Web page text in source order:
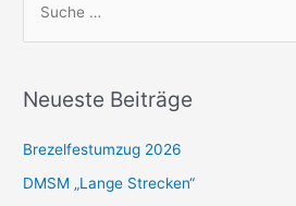
n
Neueste Beiträge
Brezelfestumzug 2026
DMSM „Lange Strecken“